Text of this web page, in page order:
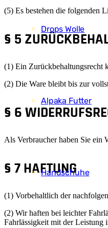
Drops Wolle
Alpaka Futter
Handschuhe
(5) Es bestehen die folgenden
§ 5
(1) Ein Zurückbehaltungsrecht
(2) Die Ware bleibt bis zur
§ 6
Als Verbraucher haben Sie ein
§ 7 HAFTUNG
(1) Vorbehaltlich der
(2) Wir haften bei leichter
Fahrlässigkeit mit der Leistung